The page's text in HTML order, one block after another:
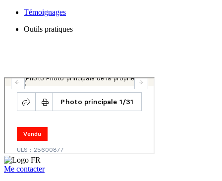
Témoignages
Outils pratiques
Me contacter